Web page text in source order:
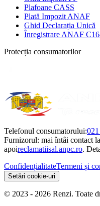
Plafoane CASS
Plată Impozit ANAF
Ghid Declarația Unică
Înregistrare ANAF
Protecția consumatorilor
Telefonul consumatorului:
Furnizorul: mai întâi contact la
apoireclamatiisal.anpc.ro.
ConfidențialitateTermeni și
Setări cookie-uri
© 2023 - 2026 Renzi. Toate